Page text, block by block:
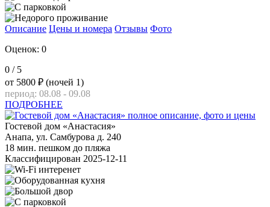
Описание Цены и номера Отзывы Фото
Оценок: 0
0 / 5
от 5800 ₽ (ночей 1)
период: 08.08 - 09.08
ПОДРОБНЕЕ
Гостевой дом «Анастасия»
Анапа, ул. Самбурова д. 240
18 мин. пешком до пляжа
Классифицирован 2025-12-11